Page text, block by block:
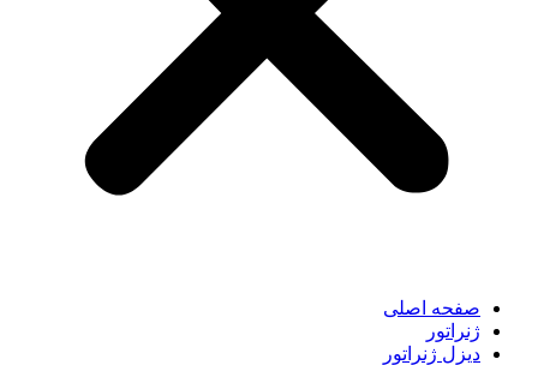
صفحه اصلی
ژنراتور
دیزل ژنراتور